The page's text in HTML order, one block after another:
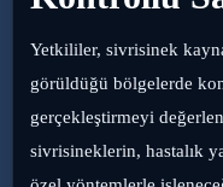
Yetkililer, sivrisinek
görüldüğü bölgelerde
gerçekleştirmeyi
sivrisineklerin, hastalık